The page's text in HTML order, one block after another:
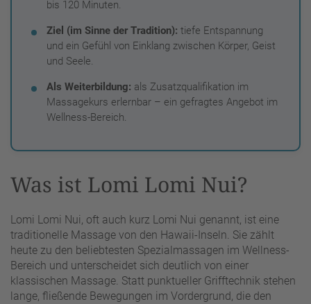
bis 120 Minuten.
Ziel (im Sinne der Tradition): tiefe Entspannung
und ein Gefühl von Einklang zwischen Körper, Geist
und Seele.
Als Weiterbildung: als Zusatzqualifikation im
Massagekurs erlernbar – ein gefragtes Angebot im
Wellness-Bereich.
Was ist Lomi Lomi Nui?
Lomi Lomi Nui, oft auch kurz Lomi Nui genannt, ist eine
traditionelle Massage von den Hawaii-Inseln. Sie zählt
heute zu den beliebtesten Spezialmassagen im Wellness-
Bereich und unterscheidet sich deutlich von einer
klassischen Massage. Statt punktueller Grifftechnik stehen
lange, fließende Bewegungen im Vordergrund, die den